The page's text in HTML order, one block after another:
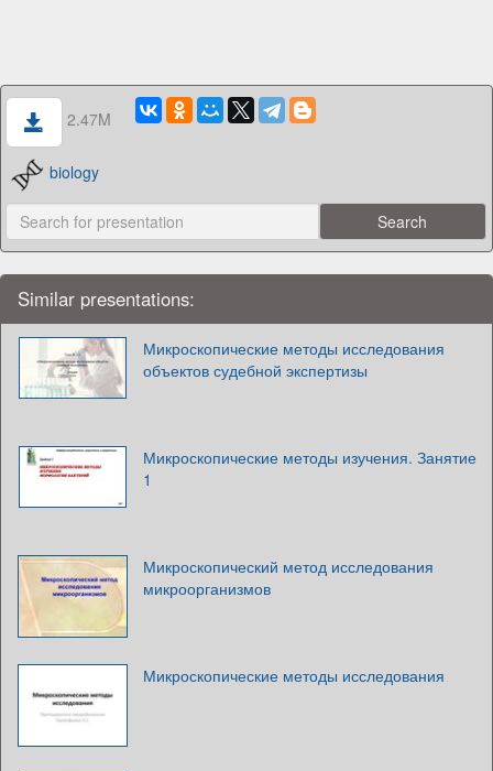
2.47M
biology
Similar presentations:
Микроскопические методы исследования
объектов судебной экспертизы
Микроскопические методы изучения. Занятие
1
Микроскопический метод исследования
микроорганизмов
Микроскопические методы исследования